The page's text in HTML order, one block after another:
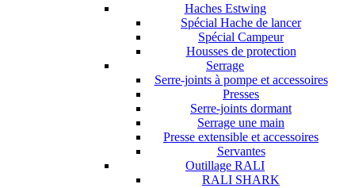
Haches Estwing
Spécial Hache de lancer
Spécial Campeur
Housses de protection
Serrage
Serre-joints à pompe et accessoires
Presses
Serre-joints dormant
Serrage une main
Presse extensible et accessoires
Servantes
Outillage RALI
RALI SHARK